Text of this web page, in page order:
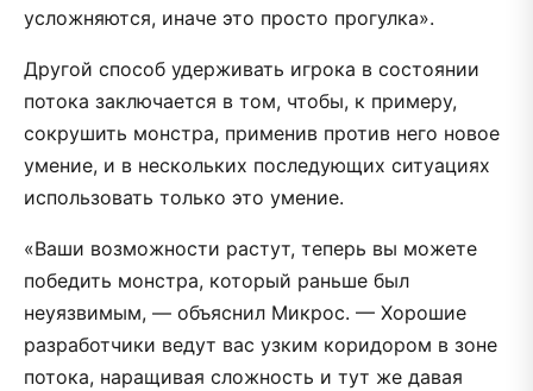
усложняются, иначе это просто прогулка».
Другой способ удерживать игрока в состоянии
потока заключается в том, чтобы, к примеру,
сокрушить монстра, применив против него новое
умение, и в нескольких последующих ситуациях
использовать только это умение.
«Ваши возможности растут, теперь вы можете
победить монстра, который раньше был
неуязвимым, — объяснил Микрос. — Хорошие
разработчики ведут вас узким коридором в зоне
потока, наращивая сложность и тут же давая